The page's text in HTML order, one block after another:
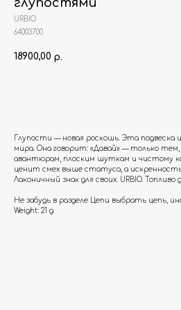
глупостями
URBIO
64003700
18900,00 р.
Глупости — новая роскошь. Эта подвеска
мира. Она говорит: «Давай» — только
авантюрам, плоским шуткам и чистому
ценит смех выше статуса, а
Лаконичный знак для своих. URBIO. Топливо
Не забудь в разделе Цепи выбрать цепь,
Weight: 21 g